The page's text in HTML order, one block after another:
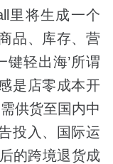
里将生成一个
品、库存、营
键轻出海’所谓
是店零成本开
供货至国内中
投入、国际运
的跨境退货成